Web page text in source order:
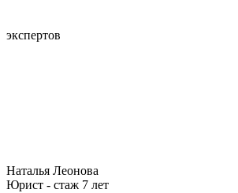
экспертов
Наталья Леонова
Юрист - стаж 7 лет